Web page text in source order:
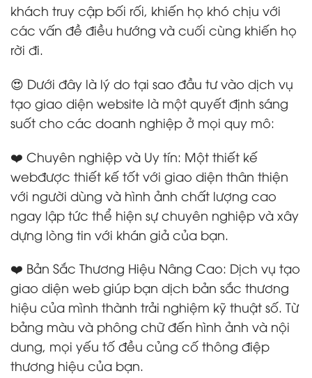
khách truy cập bối rối, khiến họ khó chịu với
các vấn đề điều hướng và cuối cùng khiến họ
rời đi.
😍 Dưới đây là lý do tại sao đầu tư vào dịch vụ
tạo giao diện website là một quyết định sáng
suốt cho các doanh nghiệp ở mọi quy mô:
❤️ Chuyên nghiệp và Uy tín: Một thiết kế
webđược thiết kế tốt với giao diện thân thiện
với người dùng và hình ảnh chất lượng cao
ngay lập tức thể hiện sự chuyên nghiệp và xây
dựng lòng tin với khán giả của bạn.
❤️ Bản Sắc Thương Hiệu Nâng Cao: Dịch vụ tạo
giao diện web giúp bạn dịch bản sắc thương
hiệu của mình thành trải nghiệm kỹ thuật số. Từ
bảng màu và phông chữ đến hình ảnh và nội
dung, mọi yếu tố đều củng cố thông điệp
thương hiệu của bạn.